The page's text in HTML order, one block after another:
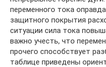
переменного тока
защитного покрытия
ситуации сила тока
важно учесть, что
прочего способствует
таблице приведены